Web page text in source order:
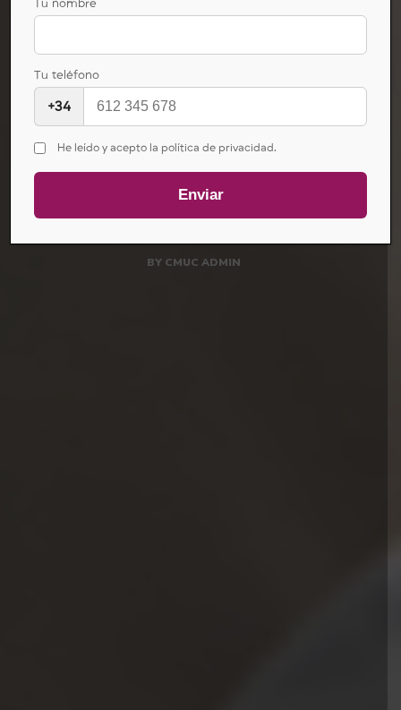
al PIE
Diabético
BY CMUC ADMIN
Tu nombre
Tu teléfono
+34
He leído y acepto la política de privacidad.